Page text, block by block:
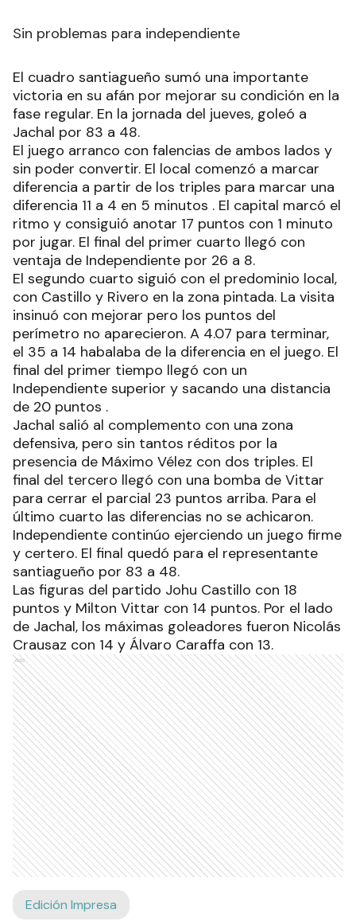
Sin problemas para independiente
El cuadro santiagueño sumó una importante
victoria en su afán por mejorar su condición en la
fase regular. En la jornada del jueves, goleó a
Jachal por 83 a 48.
El juego arranco con falencias de ambos lados y
sin poder convertir. El local comenzó a marcar
diferencia a partir de los triples para marcar una
diferencia 11 a 4 en 5 minutos . El capital marcó el
ritmo y consiguió anotar 17 puntos con 1 minuto
por jugar. El final del primer cuarto llegó con
ventaja de Independiente por 26 a 8.
El segundo cuarto siguió con el predominio local,
con Castillo y Rivero en la zona pintada. La visita
insinuó con mejorar pero los puntos del
perímetro no aparecieron. A 4.07 para terminar,
el 35 a 14 habalaba de la diferencia en el juego. El
final del primer tiempo llegó con un
Independiente superior y sacando una distancia
de 20 puntos .
Jachal salió al complemento con una zona
defensiva, pero sin tantos réditos por la
presencia de Máximo Vélez con dos triples. El
final del tercero llegó con una bomba de Vittar
para cerrar el parcial 23 puntos arriba. Para el
último cuarto las diferencias no se achicaron.
Independiente continúo ejerciendo un juego firme
y certero. El final quedó para el representante
santiagueño por 83 a 48.
Las figuras del partido Johu Castillo con 18
puntos y Milton Vittar con 14 puntos. Por el lado
de Jachal, los máximas goleadores fueron Nicolás
Crausaz con 14 y Álvaro Caraffa con 13.
Ads
Edición Impresa